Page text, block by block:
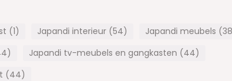
post of kleine spullen netjes op te bergen. Of
sleutels inlegt zodra je thuiskomt. Zo combineer je
(1) Japandi interieur (54)
Japandi meubels
Japandi tv-meubels en gangkasten (44)
(44)